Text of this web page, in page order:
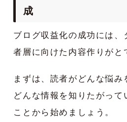
成
ブログ収益化の成功には、
者層に向けた内容作りがと
まずは、読者がどんな悩み
どんな情報を知りたがって
ことから始めましょう。